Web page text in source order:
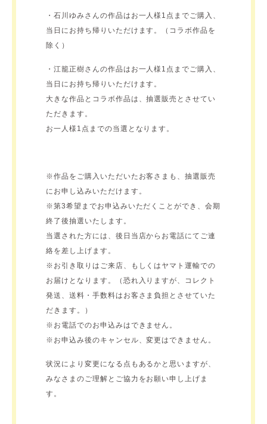
・石川ゆみさんの作品はお一人様1点までご購入、
当日にお持ち帰りいただけます。（コラボ作品を
除く）
・江籠正樹さんの作品はお一人様1点までご購入、
当日にお持ち帰りいただけます。
大きな作品とコラボ作品は、抽選販売とさせてい
ただきます。
お一人様1点までの当選となります。
※作品をご購入いただいたお客さまも、抽選販売
にお申し込みいただけます。
※第3希望までお申込みいただくことができ、会期
終了後抽選いたします。
当選された方には、後日当店からお電話にてご連
絡を差し上げます。
※お引き取りはご来店、もしくはヤマト運輸での
お届けとなります。（恐れ入りますが、コレクト
発送、送料・手数料はお客さま負担とさせていた
だきます。）
※お電話でのお申込みはできません。
※お申込み後のキャンセル、変更はできません。
状況により変更になる点もあるかと思いますが、
みなさまのご理解とご協力をお願い申し上げま
す。